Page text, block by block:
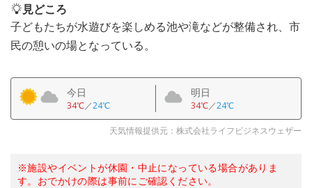
見どころ
子どもたちが水遊びを楽しめる池や滝などが整備され、市
民の憩いの場となっている。
今日
34℃／24℃
明日
34℃／24℃
天気情報提供元：株式会社ライフビジネスウェザー
※施設やイベントが休園・中止になっている場合がありま
す。おでかけの際は事前にご確認ください。